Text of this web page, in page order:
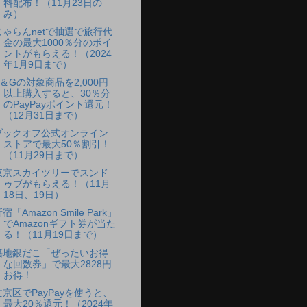
料配布！（11月23日の
み）
ゃらんnetで抽選で旅行代
金の最大1000％分のポイ
ントがもらえる！（2024
年1月9日まで）
Gの対象商品を2,000円
以上購入すると、30％分
のPayPayポイント還元！
（12月31日まで）
ックオフ公式オンライン
ストアで最大50％割引！
（11月29日まで）
京スカイツリーでスンド
ゥブがもらえる！（11月
18日、19日）
宿「Amazon Smile Park」
でAmazonギフト券が当た
る！（11月19日まで）
地銀だこ「ぜったいお得
な回数券」で最大2828円
お得！
京区でPayPayを使うと、
最大20％還元！（2024年